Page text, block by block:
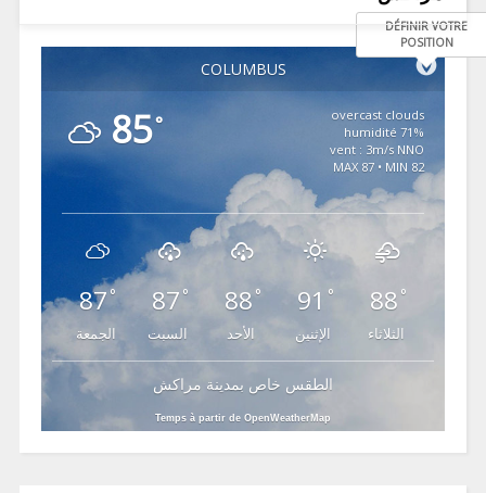
COLUMBUS
DÉFINIR VOTRE
POSITION
85°
overcast clouds
71% humidité
vent : 3m/s NNO
MAX 87 • MIN 82
87°
الجمعة
87 °
السبت
88°
الأحد
91 °
الإثنين
88 °
الثلاثاء
الطقس خاص بمدينة مراكش
Temps à partir de OpenWeatherMap